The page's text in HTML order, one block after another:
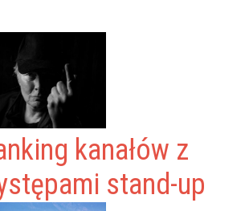
kanałów z
stand-up